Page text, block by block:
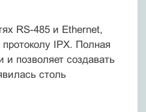
RS-485 и Ethernet,
IPX. Полная
и позволяет создавать
столь